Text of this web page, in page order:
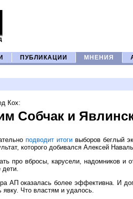
ПУБЛИКАЦИИ МНЕНИЯ
Кох:
Собчак и
подводит итоги выборов беглый
которого добивался Алексей
про вбросы, карусели, надомников
АП оказалась более эффективна. И
явку. Что властям и удалось.